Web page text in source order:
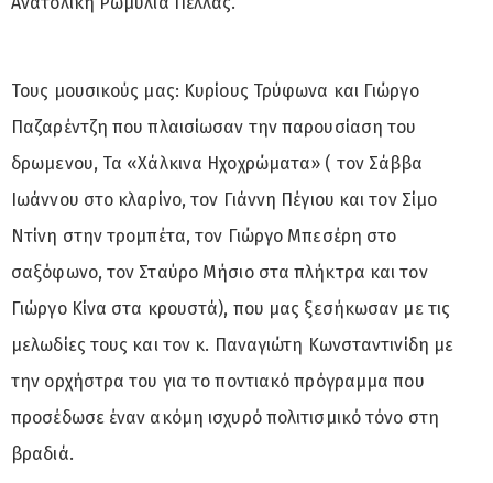
Τους μουσικούς μας: Κυρίους Τρύφωνα και Γιώργο
Παζαρέντζη που πλαισίωσαν την παρουσίαση του
δρωμενου, Τα «Χάλκινα Ηχοχρώματα» ( τον Σάββα
Ιωάννου στο κλαρίνο, τον Γιάννη Πέγιου και τον Σίμο
Ντίνη στην τρομπέτα, τον Γιώργο Μπεσέρη στο
σαξόφωνο, τον Σταύρο Μήσιο στα πλήκτρα και τον
Γιώργο Κίνα στα κρουστά), που μας ξεσήκωσαν με τις
μελωδίες τους και τον κ. Παναγιώτη Κωνσταντινίδη με
την ορχήστρα του για το ποντιακό πρόγραμμα που
προσέδωσε έναν ακόμη ισχυρό πολιτισμικό τόνο στη
βραδιά.